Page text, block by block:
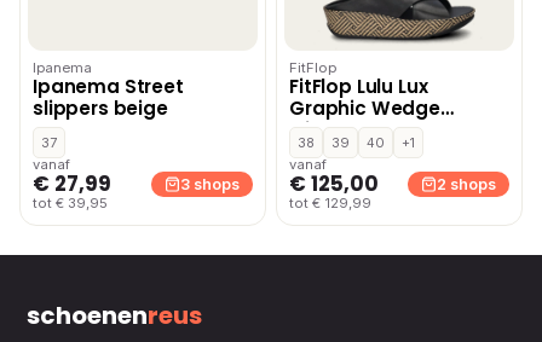
Ipanema
Ipanema Street
slippers beige
37
vanaf
€ 27,99
tot € 39,95
3 shops
FitFlop
FitFlop Lulu Lux
Graphic Wedge
slippers – Zwart
38 39 40
+1
vanaf
€ 125,00
tot € 129,99
2 shops
schoenenreus